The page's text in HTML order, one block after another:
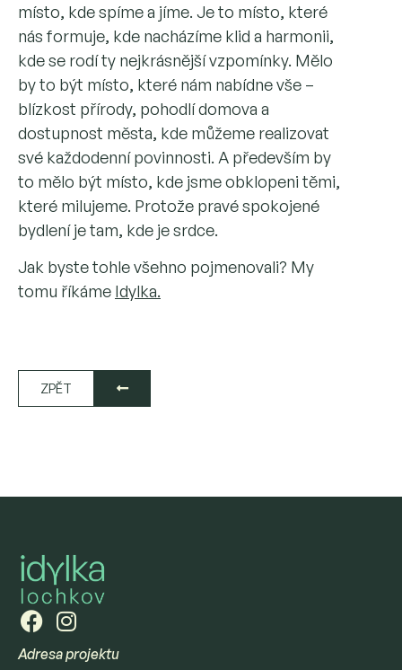
místo, kde spíme a jíme. Je to místo, které
nás formuje, kde nacházíme klid a harmonii,
kde se rodí ty nejkrásnější vzpomínky. Mělo
by to být místo, které nám nabídne vše –
blízkost přírody, pohodlí domova a
dostupnost města, kde můžeme realizovat
své každodenní povinnosti. A především by
to mělo být místo, kde jsme obklopeni těmi,
které milujeme. Protože pravé spokojené
bydlení je tam, kde je srdce.
Jak byste tohle všehno pojmenovali? My
tomu říkáme Idylka.
ZPĚT
Adresa projektu